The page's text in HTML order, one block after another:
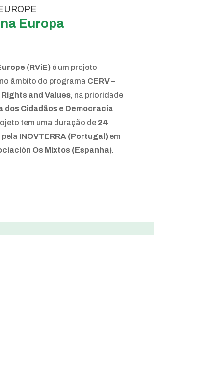
Europa
(RViE) é um projeto
âmbito do programa CERV –
and Values, na prioridade
dos Cidadãos e Democracia
tem uma duração de 24
pela INOVTERRA (Portugal) em
Os Mixtos (Espanha).